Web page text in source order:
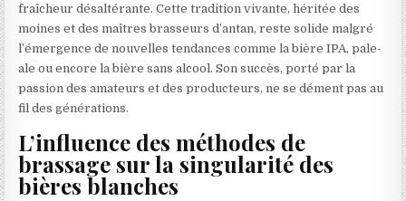
fraîcheur désaltérante. Cette tradition vivante, héritée des
moines et des maîtres brasseurs d’antan, reste solide malgré
l’émergence de nouvelles tendances comme la bière IPA, pale-
ale ou encore la bière sans alcool. Son succès, porté par la
passion des amateurs et des producteurs, ne se dément pas au
fil des générations.
L’influence des méthodes de
brassage sur la singularité des
bières blanches